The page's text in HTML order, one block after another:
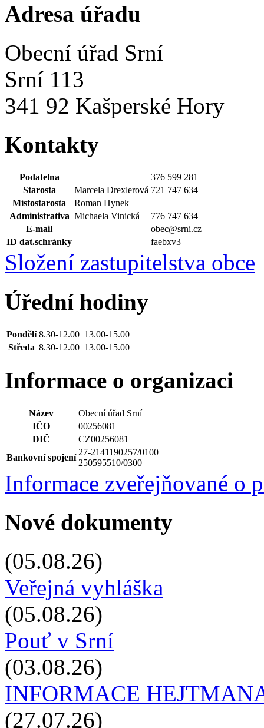
Adresa úřadu
Obecní úřad Srní
Srní 113
341 92 Kašperské Hory
Kontakty
Podatelna
376 599 281
Starosta
Marcela Drexlerová 721 747 634
Místostarosta
Roman Hynek
Administrativa Michaela Vinická
776 747 634
E-mail
obec@srni.cz
ID dat.schránky
faebxv3
Složení zastupitelstva obce
Úřední hodiny
Pondělí 8.30-12.00 13.00-15.00
Středa 8.30-12.00 13.00-15.00
Informace o organizaci
Název
Obecní úřad Srní
IČO
00256081
DIČ
CZ00256081
Bankovní spojení
27-2141190257/0100
250595510/0300
Informace zveřejňované o
Nové dokumenty
(05.08.26)
Veřejná vyhláška
(05.08.26)
Pouť v Srní
(03.08.26)
INFORMACE
(27.07.26)